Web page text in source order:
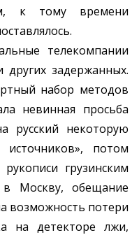
к тому времени
телекомпании
других задержанных.
набор методов
невинная просьба
русский некоторую
потом
грузинским
в Москву, обещание
возможность потери
на детекторе лжи,